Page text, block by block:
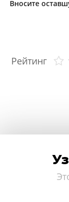
Вносите
Рейтинг